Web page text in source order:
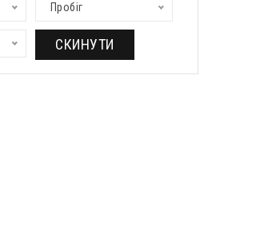
Пробіг
СКИНУТИ